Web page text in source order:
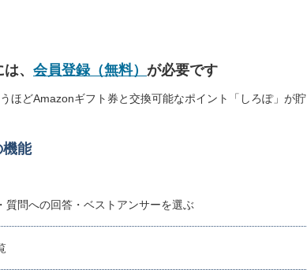
、 会員登録（無料） が必要です
ほどAmazonギフト券と交換可能なポイント「しろぽ」が貯
機能
質問への回答・ベストアンサーを選ぶ